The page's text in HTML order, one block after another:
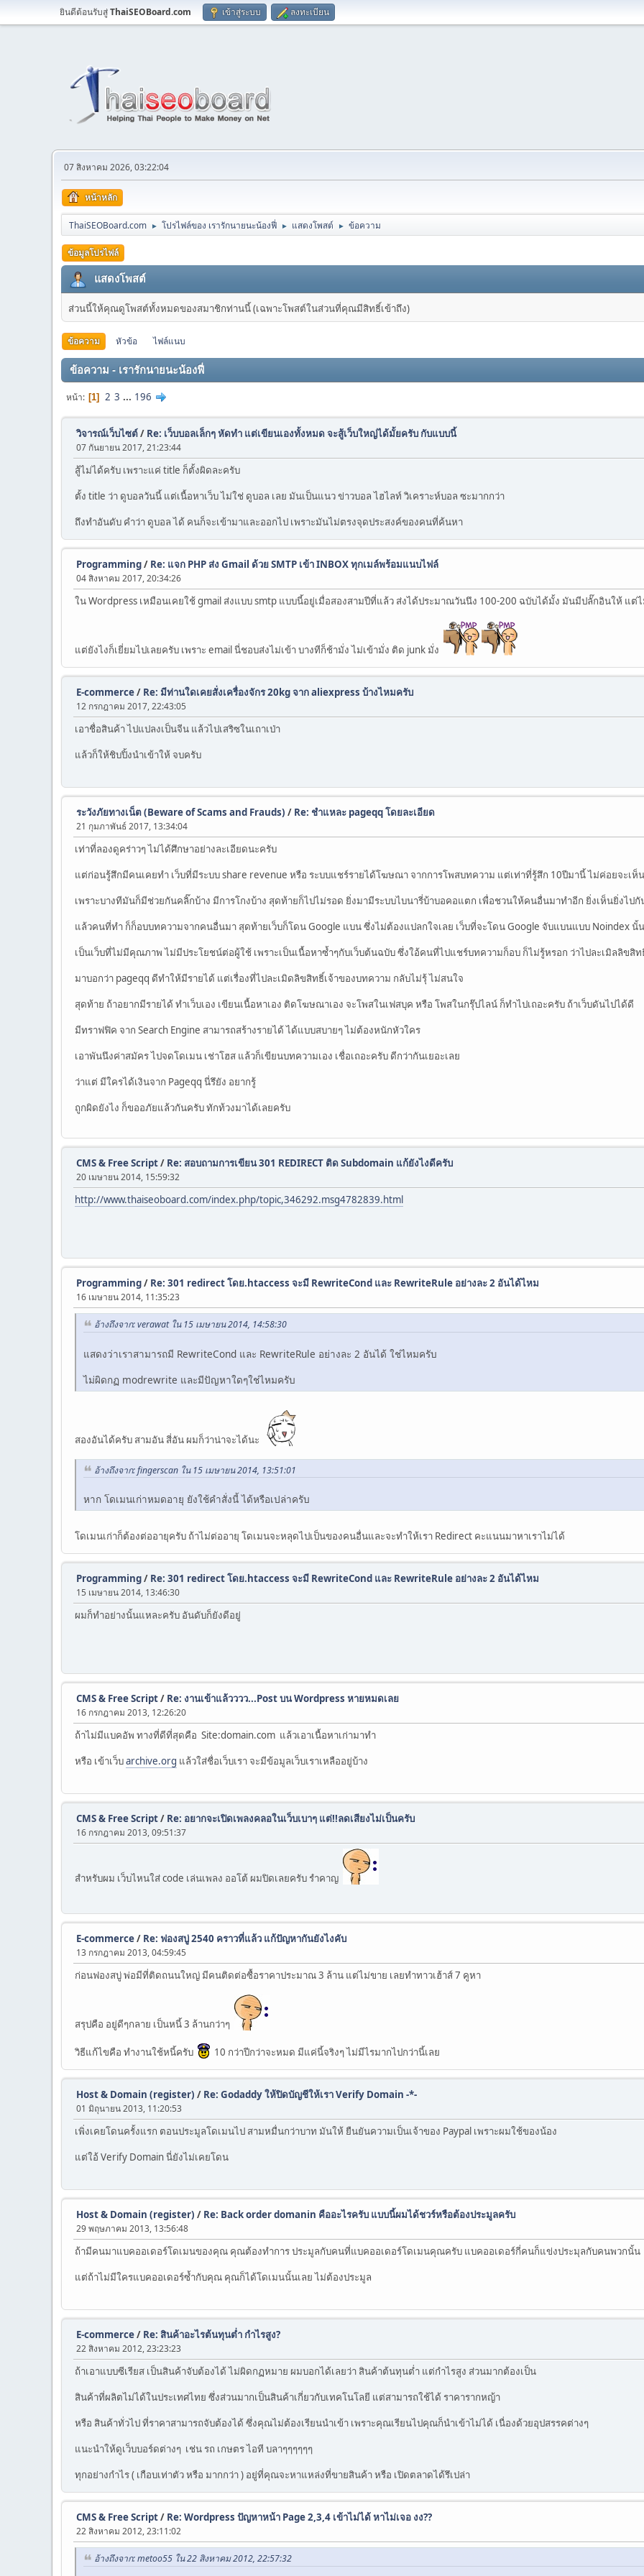
ยินดีต้อนรับสู่ThaiSEOBoard.com เข้าสู่ระบบ ลงทะเบียน
07 สิงหาคม 2026, 03:22:04
หน้าหลัก
ThaiSEOBoard.com ► โปรไฟล์ของ เรารักนายนะน้องฟี่ ► แสดงโพสต์ ► ข้อความ
ข้อมูลโปรไฟล์
แสดงโพสต์
ส่วนนี้ให้คุณดูโพสต์ทั้งหมดของสมาชิกท่านนี้ (เฉพาะโพสต์ในส่วนที่คุณมีสิทธิ์เข้าถึง)
ข้อความ หัวข้อ ไฟล์แนบ
ข้อความ - เรารักนายนะน้องฟี่
หน้า 1 2 3 ... 196
วิจารณ์เว็บไซต์/ Re: เว็บบอลเล็กๆ หัดทำ แต่เขียนเองทั้งหมด จะสู้เว็บใหญ่ได้มั้ยครับ กับแบบนี้
07 กันยายน 2017, 21:23:44
สู้ไม่ได้ครับ เพราะแค่ title ก็ตั้งผิดละครับ
ตั้ง title ว่า ดูบอลวันนี้ แต่เนื้อหาเว็บ ไม่ใช่ ดูบอล เลย มันเป็นแนว ข่าวบอล ไฮไลท์ วิเคราะห์บอล ซะมากกว่า
ถึงทำอันดับ คำว่า ดูบอล ได้ คนก็จะเข้ามาและออกไป เพราะมันไม่ตรงจุดประสงค์ของคนที่ค้นหา
Programming/ Re: แจก PHP ส่ง Gmail ด้วย SMTP เข้า INBOX ทุกเมล์พร้อมแนบไฟล์
04 สิงหาคม 2017, 20:34:26
ใน Wordpress เหมือนเคยใช้ gmail ส่งแบบ smtp แบบนี้อยู่เมื่อสองสามปีที่แล้ว ส่งได้ประมาณวันนึง 100-200 ฉบับได้มั้ง มันมีปลั๊กอินให้ แต่
แต่ยังไงก็เยี่ยมไปเลยครับ เพราะ email นี่ชอบส่งไม่เข้า บางทีก็ช้ามั่ง ไม่เข้ามั่ง ติด junk มั่ง
E-commerce/ Re: มีท่านใดเคยสั่งเครื่องจักร 20kg จาก aliexpress บ้างไหมครับ
12 กรกฎาคม 2017, 22:43:05
เอาชื่อสินค้า ไปแปลงเป็นจีน แล้วไปเสริซในเถาเป่า
แล้วก็ให้ชิบปิ้งนำเข้าให้ จบครับ
ระวังภัยทางเน็ต (Beware of Scams and Frauds) / Re: ชำแหละ pageqq โดยละเอียด
21 กุมภาพันธ์ 2017, 13:34:04
เท่าที่ลองดูคร่าวๆ ไม่ได้ศึกษาอย่างละเอียดนะครับ
แต่ก่อนรู้สึกมีคนเคยทำ เว็บที่มีระบบ share revenue หรือ ระบบแชร์รายได้โฆษณา จากการโพสบทความ แต่เท่าที่รู้สึก 10ปีมานี้ ไม่ค่อยจะเห็
เพราะบางทีมันก็มีช่วยกันคลิ๊กบ้าง มีการโกงบ้าง สุดท้ายก็ไปไม่รอด ยิ่งมามีระบบไบนารี่บ้าบอคอแตก เพื่อชวนให้คนอื่นมาทำอีก ยิ่งเห็นยิ่งไป
แล้วคนที่ทำ ก็ก็อบบทความจากคนอื่นมา สุดท้ายเว็บก็โดน Google แบน ซึ่งไม่ต้องแปลกใจเลย เว็บที่จะโดน Google จับแบนแบบ Noindex นั้น
เป็นเว็บที่ไม่มีคุณภาพ ไม่มีประโยชน์ต่อผู้ใช้ เพราะเป็นเนื้อหาซ้ำๆกับเว็บต้นฉบับ ซึ่งใอ้คนที่ไปแชร์บทความก็อบ ก็ไม่รู้หรอก ว่าไปละเมิลลิขสิท
มาบอกว่า pageqq ดีทำให้มีรายได้ แต่เรื่องที่ไปละเมิดลิขสิทธิ์เจ้าของบทความ กลับไม่รุ้ ไม่สนใจ
สุดท้าย ถ้าอยากมีรายได้ ทำเว็บเอง เขียนเนื้อหาเอง ติดโฆษณาเอง จะโพสในเฟสบุค หรือ โพสในกรุ๊ปไลน์ ก็ทำไปเถอะครับ ถ้าเว็บดันไปได้ดี
มีทราฟฟิค จาก Search Engine สามารถสร้างรายได้ ได้แบบสบายๆ ไม่ต้องหนักหัวใคร
เอาพันนึงค่าสมัคร ไปจดโดเมน เช่าโฮส แล้วก็เขียนบทความเอง เชื่อเถอะครับ ดีกว่ากันเยอะเลย
ว่าแต่ มีใครได้เงินจาก Pageqq นี่รึยัง อยากรู้
ถูกผิดยังไง ก็ขออภัยแล้วกันครับ ทักท้วงมาได้เลยครับ
CMS & Free Script/ Re: สอบถามการเขียน 301 REDIRECT ติด Subdomain แก้ยังไงดีครับ
20 เมษายน 2014, 15:59:32
http://www.thaiseoboard.com/index.php/topic,346292.msg4782839.html
Programming/ Re: 301 redirect โดย.htaccess จะมี RewriteCond และ RewriteRule อย่างละ 2 อันได้ไหม
16 เมษายน 2014, 11:35:23
อ้างถึงจาก: verawat ใน 15 เมษายน 2014, 14:58:30
แสดงว่าเราสามารถมี RewriteCond และ RewriteRule อย่างละ 2 อันได้ ใช่ไหมครับ
ไม่ผิดกฏ modrewrite และมีปัญหาใดๆใช่ไหมครับ
สองอันได้ครับ สามอัน สี่อัน ผมก็ว่าน่าจะได้นะ
อ้างถึงจาก: fingerscan ใน 15 เมษายน 2014, 13:51:01
หาก โดเมนเก่าหมดอายุ ยังใช้คำสั่งนี้ ได้หรือเปล่าครับ
โดเมนเก่าก็ต้องต่ออายุครับ ถ้าไม่ต่ออายุ โดเมนจะหลุดไปเป็นของคนอื่นและจะทำให้เรา Redirect คะแนนมาหาเราไม่ได้
Programming/ Re: 301 redirect โดย.htaccess จะมี RewriteCond และ RewriteRule อย่างละ 2 อันได้ไหม
15 เมษายน 2014, 13:46:30
ผมก็ทำอย่างนั้นแหละครับ อันดับก็ยังดีอยู่
CMS & Free Script/ Re: งานเข้าแล้วววว...Post บน Wordpress หายหมดเลย
16 กรกฎาคม 2013, 12:26:20
ถ้าไม่มีแบคอัพ ทางที่ดีที่สุดคือ Site:domain.com แล้วเอาเนื้อหาเก่ามาทำ
หรือ เข้าเว็บarchive.org แล้วใส่ชื่อเว็บเรา จะมีข้อมูลเว็บเราเหลืออยู่บ้าง
CMS & Free Script/ Re: อยากจะเปิดเพลงคลอในเว็บเบาๆ แต่!!ลดเสียงไม่เป็นครับ
16 กรกฎาคม 2013, 09:51:37
สำหรับผม เว็บไหนใส่ code เล่นเพลง ออโต้ ผมปิดเลยครับ รำคาญ
E-commerce/ Re: ฟองสบู่ 2540 คราวที่แล้ว แก้ปัญหากันยังไงคับ
13 กรกฎาคม 2013, 04:59:45
ก่อนฟองสบู่ พ่อมีที่ติดถนนใหญ่ มีคนติดต่อซื้อราคาประมาณ 3 ล้าน แต่ไม่ขาย เลยทำทาวเฮ้าส์ 7 คูหา
สรุปคือ อยู่ดีๆกลาย เป็นหนี้ 3 ล้านกว่าๆ
วิธีแก้ไขคือ ทำงานใช้หนี้ครับ 10 กว่าปีกว่าจะหมด มีแค่นี้จริงๆ ไม่มีไรมากไปกว่านี้เลย
Host & Domain (register) / Re: Godaddy ให้ปิดบัญชีให้เรา Verify Domain -*-
01 มิถุนายน 2013, 11:20:53
เพิ่งเคยโดนครั้งแรก ตอนประมูลโดเมนไป สามหมื่นกว่าบาท มันให้ ยืนยันความเป็นเจ้าของ Paypal เพราะผมใช้ของน้อง
แต่ใอ้ Verify Domain นี่ยังไม่เคยโดน
Host & Domain (register) / Re: Back order domanin คืออะไรครับ แบบนี้ผมได้ชวร์หรือต้องประมูลครับ
29 พฤษภาคม 2013, 13:56:48
ถ้ามีคนมาแบคออเดอร์โดเมนของคุณ คุณต้องทำการ ประมูลกับคนที่แบคออเดอร์โดเมนคุณครับ แบคออเดอร์กี่คนก็แข่งประมุลกับคนพวกนั้น
แต่ถ้าไม่มีใครแบคออเดอร์ซ้ำกับคุณ คุณก็ได้โดเมนนั้นเลย ไม่ต้องประมูล
E-commerce/ Re: สินค้าอะไรต้นทุนต่ำ กำไรสูง?
22 สิงหาคม 2012, 23:23:23
ถ้าเอาแบบซีเรียส เป็นสินค้าจับต้องได้ ไม่ผิดกฏหมาย ผมบอกได้เลยว่า สินค้าต้นทุนต่ำ แต่กำไรสูง ส่วนมากต้องเป็น
สินค้าที่ผลิตไม่ได้ในประเทศไทย ซึ่งส่วนมากเป็นสินค้าเกี่ยวกับเทคโนโลยี แต่สามารถใช้ได้ ราคารากหญ้า
หรือ สินค้าทั่วไป ที่ราคาสามารถจับต้องได้ ซึ่งคุณไม่ต้องเรียนนำเข้า เพราะคุณเรียนไปคุณก็นำเข้าไม่ได้ เนื่องด้วยอุปสรรคต่างๆ
แนะนำให้ดูเว็บบอร์ดต่างๆ เช่น รถ เกษตร ไอที บลาๆๆๆๆๆๆ
ทุกอย่างกำไร ( เกือบเท่าตัว หรือ มากกว่า ) อยู่ที่คุณจะหาแหล่งที่ขายสินค้า หรือ เปิดตลาดได้รึเปล่า
CMS & Free Script/ Re: Wordpress ปัญหาหน้า Page 2,3,4 เข้าไม่ได้ หาไม่เจอ งง??
22 สิงหาคม 2012, 23:11:02
อ้างถึงจาก: metoo55 ใน 22 สิงหาคม 2012, 22:57:32